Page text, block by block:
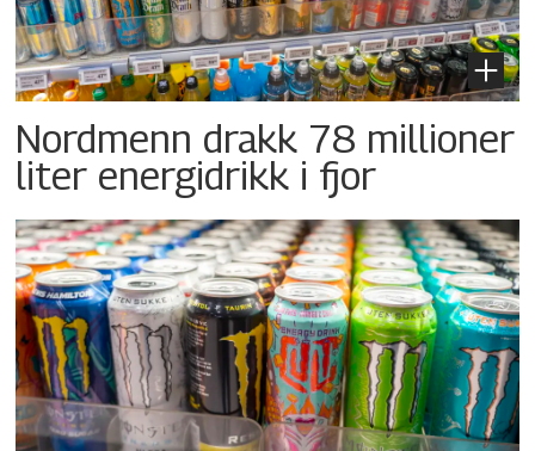
Nordmenn drakk 78 millioner
liter energidrikk i fjor